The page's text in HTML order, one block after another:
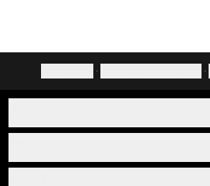
· ·
Über uns